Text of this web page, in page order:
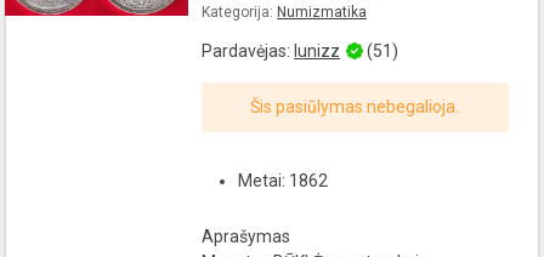
Kategorija: Numizmatika
Pardavėjas: lunizz (51)
Šis pasiūlymas nebegalioja.
Metai: 1862
Aprašymas